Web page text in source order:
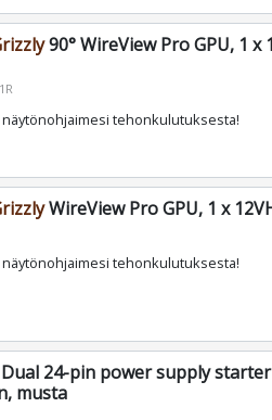
90° WireView Pro GPU, 1 x
näytönohjaimesi tehonkulutuksesta!
WireView Pro GPU, 1 x
näytönohjaimesi tehonkulutuksesta!
24-pin power supply starter
musta